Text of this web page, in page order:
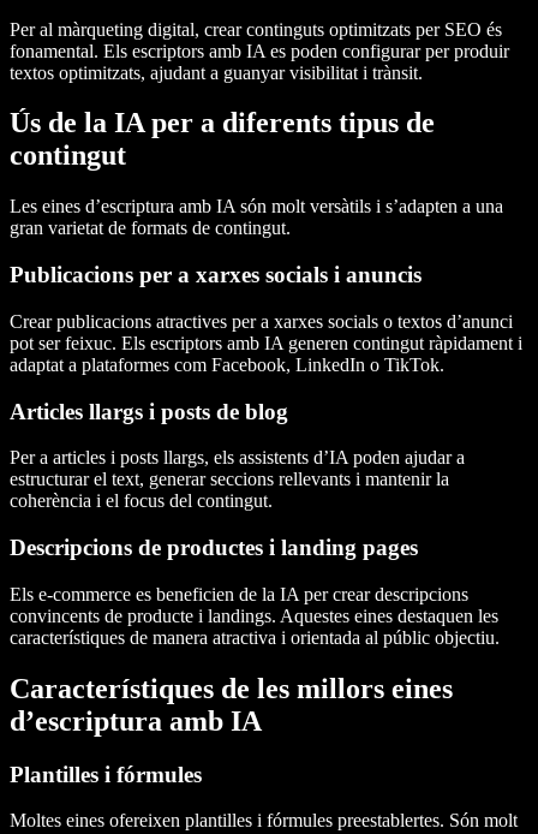
Per al màrqueting digital, crear continguts optimitzats per SEO és
fonamental. Els escriptors amb IA es poden configurar per produir
textos optimitzats, ajudant a guanyar visibilitat i trànsit.
Ús de la IA per a diferents tipus de
contingut
Les eines d’escriptura amb IA són molt versàtils i s’adapten a una
gran varietat de formats de contingut.
Publicacions per a xarxes socials i anuncis
Crear publicacions atractives per a xarxes socials o textos d’anunci
pot ser feixuc. Els escriptors amb IA generen contingut ràpidament i
adaptat a plataformes com Facebook, LinkedIn o TikTok.
Articles llargs i posts de blog
Per a articles i posts llargs, els assistents d’IA poden ajudar a
estructurar el text, generar seccions rellevants i mantenir la
coherència i el focus del contingut.
Descripcions de productes i landing pages
Els e-commerce es beneficien de la IA per crear descripcions
convincents de producte i landings. Aquestes eines destaquen les
característiques de manera atractiva i orientada al públic objectiu.
Característiques de les millors eines
d’escriptura amb IA
Plantilles i fórmules
Moltes eines ofereixen plantilles i fórmules preestablertes. Són molt